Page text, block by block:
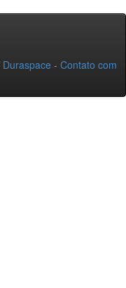
Duraspace - Contato com